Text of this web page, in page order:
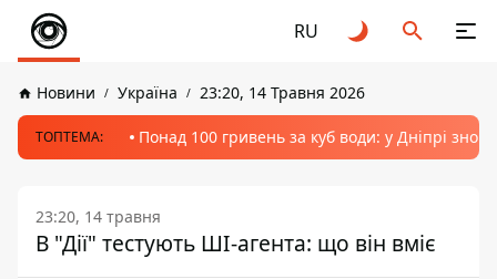
RU
Новини Україна 23:20, 14 Травня 2026
ТОПТЕМА: Понад 100 гривень за куб води: у Дніпрі
23:20, 14 травня
В "Дії" тестують ШІ-агента: що він вміє